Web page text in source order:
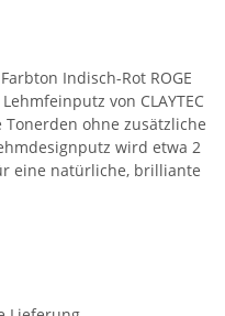
Indisch-Rot ROGE
von CLAYTEC
ohne zusätzliche
wird etwa 2
eine natürliche, brilliante